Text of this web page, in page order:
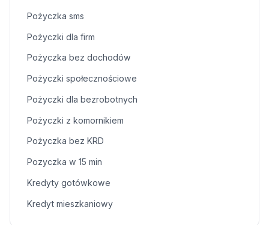
Pożyczka sms
Pożyczki dla firm
Pożyczka bez dochodów
Pożyczki społecznościowe
Pożyczki dla bezrobotnych
Pożyczki z komornikiem
Pożyczka bez KRD
Pozyczka w 15 min
Kredyty gotówkowe
Kredyt mieszkaniowy